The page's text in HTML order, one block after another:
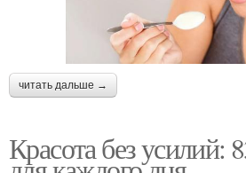
читать дальше →
Красота без усилий: